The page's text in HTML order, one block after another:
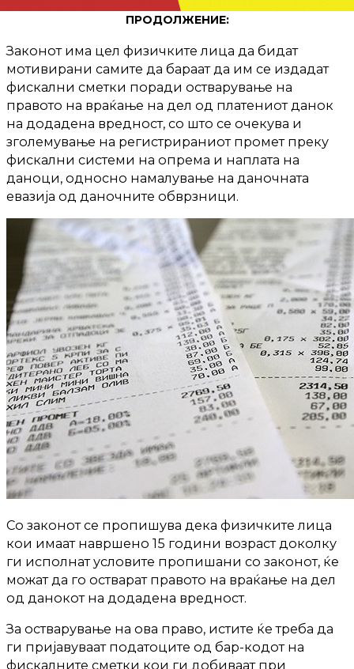
ПРОДОЛЖЕНИЕ:
Законот има цел физичките лица да бидат
мотивирани самите да бараат да им се издадат
фискални сметки поради остварување на
правото на враќање на дел од платениот данок
на додадена вредност, со што се очекува и
зголемување на регистрираниот промет преку
фискални системи на опрема и наплата на
даноци, односно намалување на даночната
евазија од даночните обврзници.
Со законот се пропишува дека физичките лица
кои имаат навршено 15 години возраст доколку
ги исполнат условите пропишани со законот, ќе
можат да го остварат правото на враќање на дел
од данокот на додадена вредност.
За остварување на ова право, истите ќе треба да
ги пријавуваат податоците од бар-кодот на
фискалните сметки кои ги добиваат при